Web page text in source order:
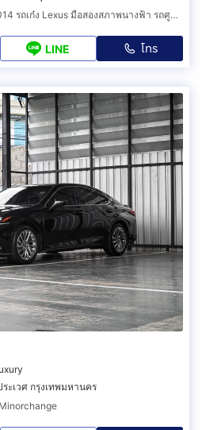
Lexus ES300h 2.5 Luxury ปี 2014 รถเก๋ง Lexus มือสองสภาพนางฟ้า รถศูนย์ไทยแท้ รถยนต์ไฮบริดมือสองประวัติศูนย์ครบ (AHHA)
LINE โทร
ระเวศ กรุงเทพมหานคร